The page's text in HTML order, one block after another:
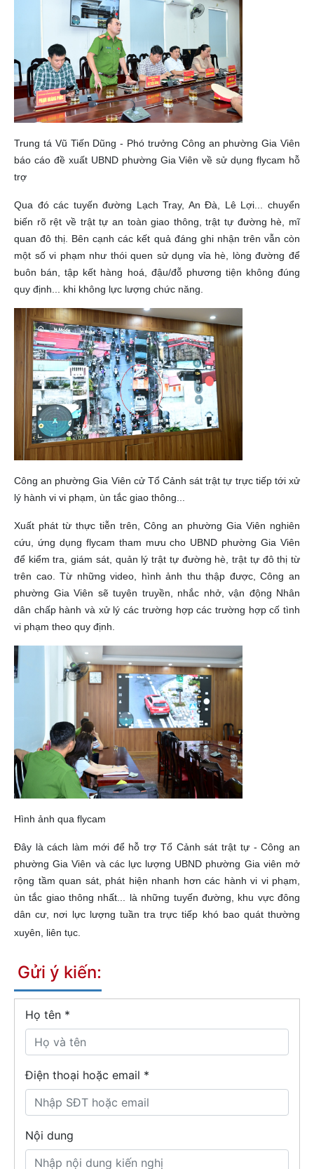
Trung tá Vũ Tiến Dũng - Phó trưởng Công an phường Gia Viên
báo cáo đề xuất UBND phường Gia Viên về sử dụng flycam hỗ
trợ
Qua đó các tuyến đường Lạch Tray, An Đà, Lê Lợi... chuyển
biến rõ rệt về trật tự an toàn giao thông, trật tự đường hè, mĩ
quan đô thị. Bên cạnh các kết quả đáng ghi nhận trên vẫn còn
một số vi phạm như thói quen sử dụng vỉa hè, lòng đường để
buôn bán, tập kết hàng hoá, đậu/đỗ phương tiện không đúng
quy định... khi không lực lượng chức năng.
Công an phường Gia Viên cử Tổ Cảnh sát trật tự trực tiếp tới xử
lý hành vi vi phạm, ùn tắc giao thông...
Xuất phát từ thực tiễn trên, Công an phường Gia Viên nghiên
cứu, ứng dụng flycam tham mưu cho UBND phường Gia Viên
để kiểm tra, giám sát, quản lý trật tự đường hè, trật tự đô thị từ
trên cao. Từ những video, hình ảnh thu thập được, Công an
phường Gia Viên sẽ tuyên truyền, nhắc nhở, vận động Nhân
dân chấp hành và xử lý các trường hợp các trường hợp cố tình
vi phạm theo quy định.
Hình ảnh qua flycam
Đây là cách làm mới để hỗ trợ Tổ Cảnh sát trật tự - Công an
phường Gia Viên và các lực lượng UBND phường Gia viên mở
rộng tầm quan sát, phát hiện nhanh hơn các hành vi vi phạm,
ùn tắc giao thông nhất... là những tuyến đường, khu vực đông
dân cư, nơi lực lượng tuần tra trực tiếp khó bao quát thường
xuyên, liên tục.
Gửi ý kiến:
Họ tên *
Điện thoại hoặc email *
Nội dung